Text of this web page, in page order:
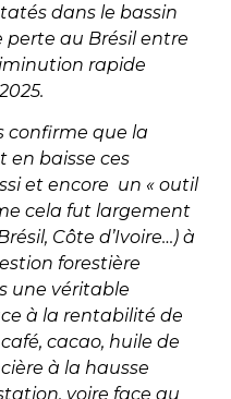
dans le bassin
perte au Brésil entre
rapide
confirme que la
en baisse ces
et encore un « outil
cela fut largement
Côte d’Ivoire…) à
forestière
une véritable
à la rentabilité de
cacao, huile de
à la hausse
voire face au